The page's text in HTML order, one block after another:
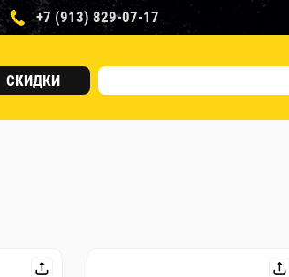
+7 (913) 829-07-17
СКИДКИ